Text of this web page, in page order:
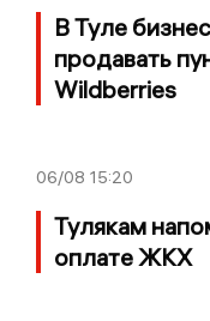
В Туле
продавать
Wildberries
06/08 15:20
Тулякам
оплате ЖКХ